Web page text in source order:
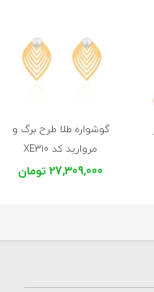
گوشواره طلا طرح برگ و
مروارید کد XE310
27,309,000 تومان